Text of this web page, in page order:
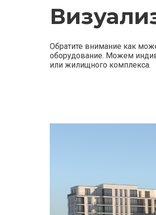
Обратите внимание как
оборудование. Можем
или жилищного комплекса.